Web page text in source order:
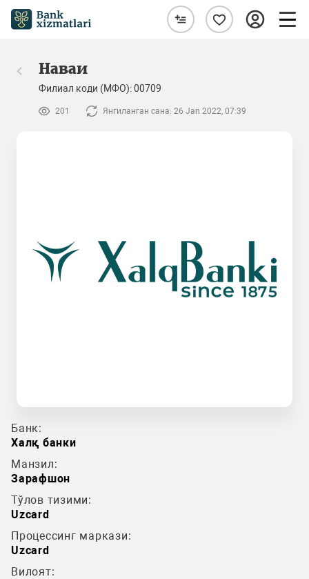
Наваи
Филиал коди (МФО): 00709
201 Янгиланган сана: 26 Jan 2022, 07:39
Банк:
Халқ банки
Манзил:
Зарафшон
Тўлов тизими:
Uzcard
Процессинг маркази:
Uzcard
Вилоят: